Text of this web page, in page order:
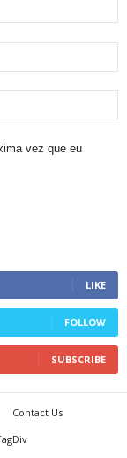
vez que eu
LIKE
FOLLOW
SUBSCRIBE
Contact Us